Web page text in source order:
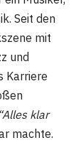
Seit den
mit
und
Karriere
“Alles klar
machte.